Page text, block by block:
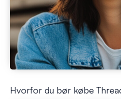
Hvorfor du bør købe